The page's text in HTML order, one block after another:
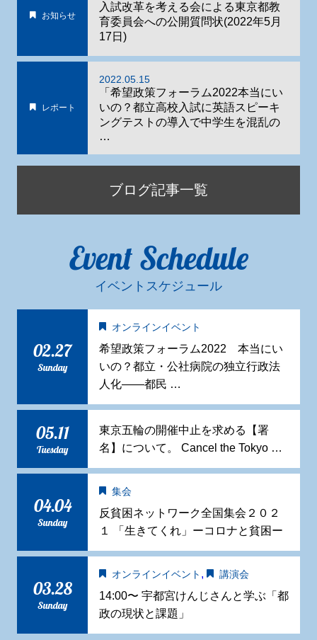
お知らせ
入試改革を考える会による東京都教
育委員会への公開質問状(2022年5月
17日)
レポート
2022.05.15
「希望政策フォーラム2022本当にい
いの？都立高校入試に英語スピーキ
ングテストの導入で中学生を混乱の
…
ブログ記事一覧
Event Schedule
イベントスケジュール
02.27
Sunday
オンラインイベント
希望政策フォーラム2022 本当にい
いの？都立・公社病院の独立行政法
人化——都民 …
05.11
Tuesday
東京五輪の開催中止を求める【署
名】について。 Cancel the Tokyo …
04.04
Sunday
集会
反貧困ネットワーク全国集会２０２
１ 「生きてくれ」ーコロナと貧困ー
03.28
Sunday
オンラインイベント , 講演会
14:00〜 宇都宮けんじさんと学ぶ「都
政の現状と課題」